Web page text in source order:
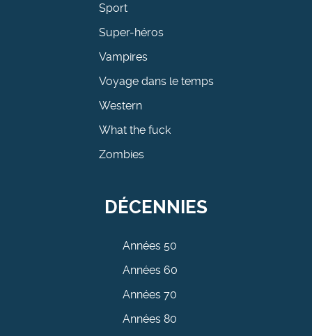
Sport
Super-héros
Vampires
Voyage dans le temps
Western
What the fuck
Zombies
DÉCENNIES
Années 50
Années 60
Années 70
Années 80